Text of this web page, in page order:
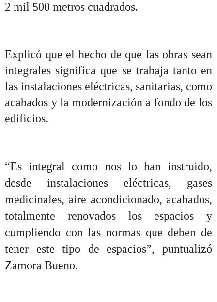
2 mil 500 metros cuadrados.
Explicó que el hecho de que las obras sean
integrales significa que se trabaja tanto en
las instalaciones eléctricas, sanitarias, como
acabados y la modernización a fondo de los
edificios.
“Es integral como nos lo han instruido,
desde instalaciones eléctricas, gases
medicinales, aire acondicionado, acabados,
totalmente renovados los espacios y
cumpliendo con las normas que deben de
tener este tipo de espacios”, puntualizó
Zamora Bueno.